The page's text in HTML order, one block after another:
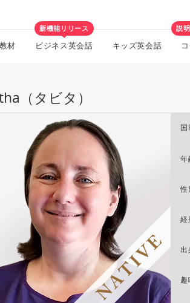
材
新機能リリース
ビジネス英会話 キッズ英会話
説
（タビタ）
国
年
性
経
出
趣